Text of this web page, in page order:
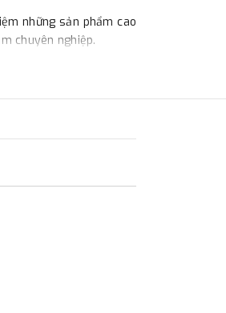
những sản phẩm cao
chuyên nghiệp.
sản xuất theo quy
và độ bền cực kì cao.
các dòng chăn, ga, gối,
da và đặc biệt là thân
họa tiết bắt mắt hay
kỳ, sang trọng.
cho khách hàng.
Cùng Ant Bedding